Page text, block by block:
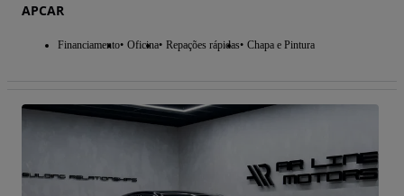
APCAR
Financiamento Oficina Repações rápidas Chapa e Pintura